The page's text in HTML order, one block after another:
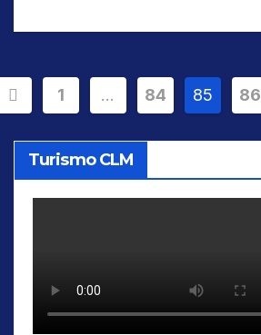
1 … 84 85 86
Turismo CLM